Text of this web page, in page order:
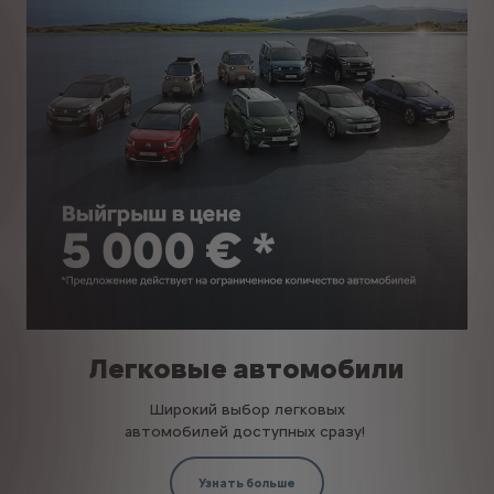
Легковые автомобили
Широкий выбор легковых
автомобилей доступных сразу!
Узнать больше